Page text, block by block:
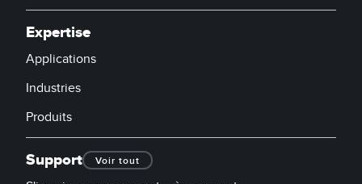
Expertise
Applications
Industries
Produits
Support Voir tout